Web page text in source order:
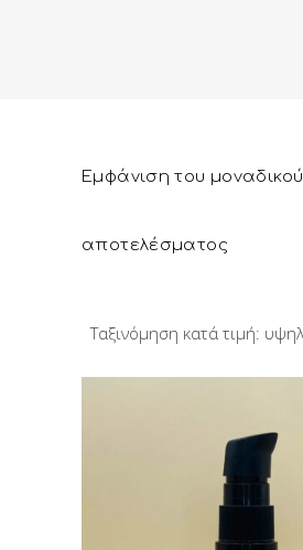
Εμφάνιση του μοναδικού
αποτελέσματος